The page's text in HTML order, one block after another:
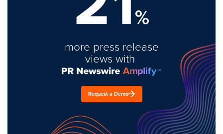
%
more press release
views with
Request a Demo